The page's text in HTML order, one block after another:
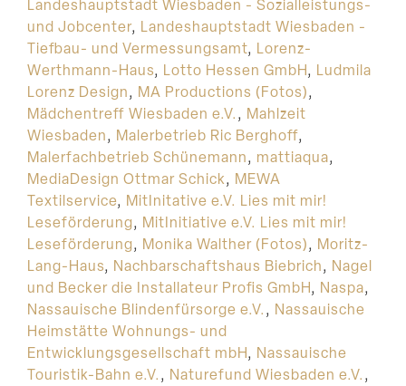
Landeshauptstadt Wiesbaden - Sozialleistungs-
und Jobcenter, Landeshauptstadt Wiesbaden -
Tiefbau- und Vermessungsamt, Lorenz-
Werthmann-Haus, Lotto Hessen GmbH, Ludmila
Lorenz Design, MA Productions (Fotos),
Mädchentreff Wiesbaden e.V., Mahlzeit
Wiesbaden, Malerbetrieb Ric Berghoff,
Malerfachbetrieb Schünemann, mattiaqua,
MediaDesign Ottmar Schick, MEWA
Textilservice, MitInitative e.V. Lies mit mir!
Leseförderung, MitInitiative e.V. Lies mit mir!
Leseförderung, Monika Walther (Fotos), Moritz-
Lang-Haus, Nachbarschaftshaus Biebrich, Nagel
und Becker die Installateur Profis GmbH, Naspa,
Nassauische Blindenfürsorge e.V., Nassauische
Heimstätte Wohnungs- und
Entwicklungsgesellschaft mbH, Nassauische
Touristik-Bahn e.V., Naturefund Wiesbaden e.V.,